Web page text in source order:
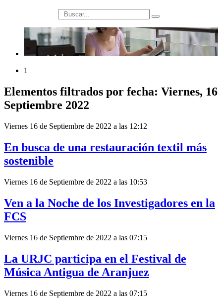
búsqueda
1
Elementos filtrados por fecha: Viernes, 16
Septiembre 2022
Viernes 16 de Septiembre de 2022 a las 12:12
En busca de una restauración textil más
sostenible
Viernes 16 de Septiembre de 2022 a las 10:53
Ven a la Noche de los Investigadores en la
FCS
Viernes 16 de Septiembre de 2022 a las 07:15
La URJC participa en el Festival de
Música Antigua de Aranjuez
Viernes 16 de Septiembre de 2022 a las 07:15